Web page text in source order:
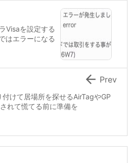
Visaを設定する
はエラーになる
付けて居場所を探せるAirTagやGP
れて慌てる前に準備を
 Prev